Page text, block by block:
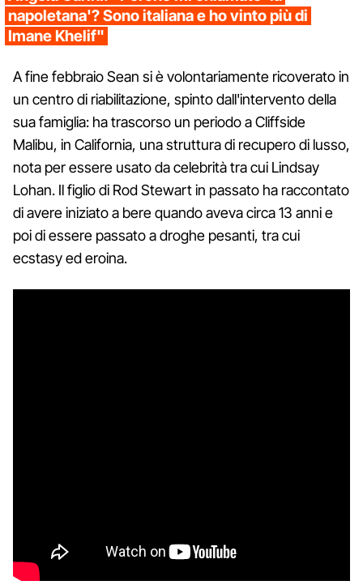
napoletana'? Sono italiana e ho vinto più di
Imane Khelif"
A fine febbraio Sean si è volontariamente ricoverato in
un centro di riabilitazione, spinto dall'intervento della
sua famiglia: ha trascorso un periodo a Cliffside
Malibu, in California, una struttura di recupero di lusso,
nota per essere usato da celebrità tra cui Lindsay
Lohan. Il figlio di Rod Stewart in passato ha raccontato
di avere iniziato a bere quando aveva circa 13 anni e
poi di essere passato a droghe pesanti, tra cui
ecstasy ed eroina.